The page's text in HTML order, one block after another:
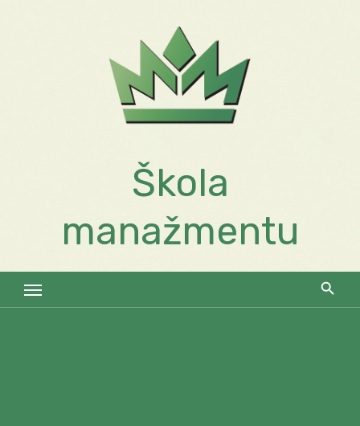
Škola
manažmentu